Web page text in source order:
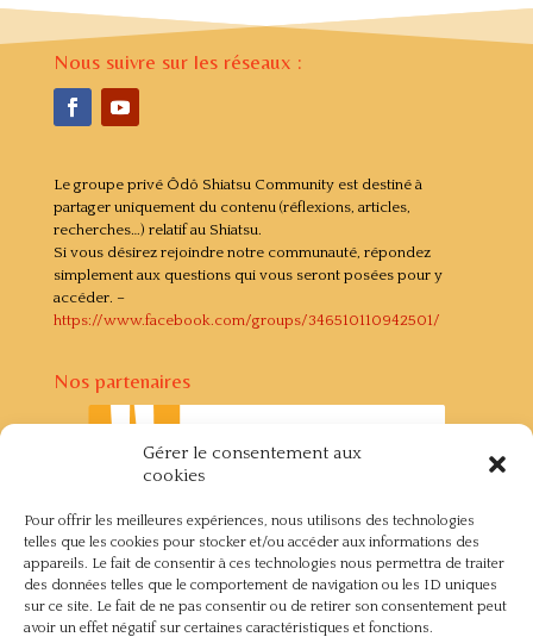
Gérer le consentement aux
cookies
Pour offrir les meilleures expériences, nous utilisons des technologies
telles que les cookies pour stocker et/ou accéder aux informations des
appareils. Le fait de consentir à ces technologies nous permettra de traiter
des données telles que le comportement de navigation ou les ID uniques
sur ce site. Le fait de ne pas consentir ou de retirer son consentement peut
avoir un effet négatif sur certaines caractéristiques et fonctions.
Nous suivre sur les réseaux :
Le groupe privé Ôdô Shiatsu Community est destiné à
partager uniquement du contenu (réflexions, articles,
recherches…) relatif au Shiatsu.
Si vous désirez rejoindre notre communauté, répondez
simplement aux questions qui vous seront posées pour y
accéder. –
https://www.facebook.com/groups/346510110942501/
Nos partenaires